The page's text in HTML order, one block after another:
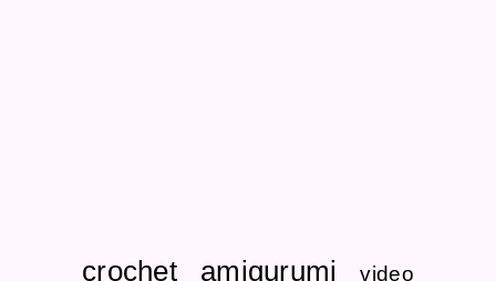
crochet amigurumi
video